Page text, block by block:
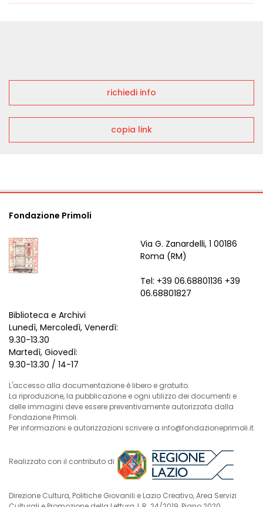
richiedi info
copia link
Fondazione Primoli
Via G. Zanardelli, 1 00186
Roma (RM)
Tel: +39 06.68801136 +39
06.68801827
Biblioteca e Archivi
Lunedì, Mercoledì, Venerdì:
9.30-13.30
Martedì, Giovedì:
9.30-13.30 / 14-17
L'accesso alla documentazione è libero e gratuito.
La riproduzione, la pubblicazione e ogni utilizzo dei documenti e
delle immagini deve essere preventivamente autorizzata dalla
Fondazione Primoli.
Per informazioni e autorizzazioni scrivere a info@fondazioneprimoli.it
Realizzato con il contributo di
Direzione Cultura, Politiche Giovanili e Lazio Creativo, Area Servizi